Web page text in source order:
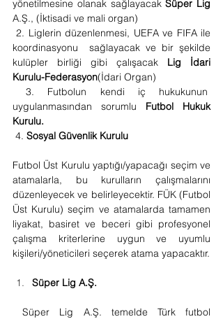
yönetilmesine olanak sağlayacak
A.Ş., (İktisadi ve mali organ)
2. Liglerin düzenlenmesi, UEFA ve FIFA ile
koordinasyonu  sağlayacak ve bir şekilde
kulüpler birliği gibi çalışacak Lig İdari
Kurulu-Federasyon(İdari Organ)
3. Futbolun kendi iç hukukunun
uygulanmasından sorumlu Futbol Hukuk
Kurulu.
4. Sosyal Güvenlik Kurulu
Futbol Üst Kurulu yaptığı/yapacağı seçim ve
atamalarla, bu kurulların çalışmalarını
düzenleyecek ve belirleyecektir. FÜK (Futbol
Üst Kurulu) seçim ve atamalarda tamamen
liyakat, basiret ve beceri gibi profesyonel
çalışma kriterlerine uygun ve uyumlu
kişileri/yöneticileri seçerek atama yapacaktır.
Süper Lig A.Ş.
Süper Lig A.Ş. temelde Türk futbol